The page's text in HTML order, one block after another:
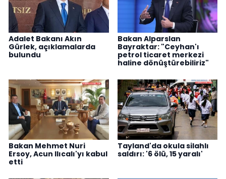
Adalet Bakanı Akın
Gürlek, açıklamalarda
bulundu
Bakan Alparslan
Bayraktar: "Ceyhan'ı
petrol ticaret merkezi
haline dönüştürebiliriz"
Bakan Mehmet Nuri
Ersoy, Acun Ilıcalı'yı kabul
etti
Tayland'da okula silahlı
saldırı: '6 ölü, 15 yaralı'